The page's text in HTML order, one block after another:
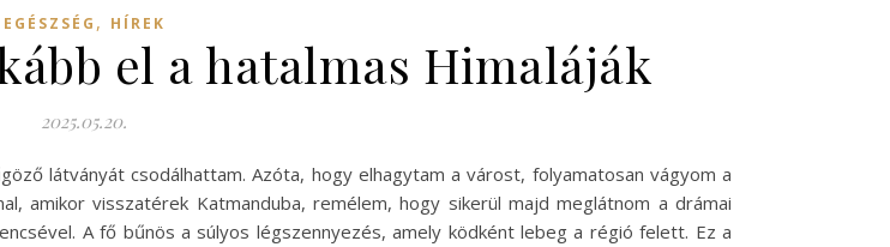
EGÉSZSÉG , HÍREK
el a hatalmas Himaláják
2025.05.20.
látványát csodálhattam. Azóta, hogy elhagytam a várost, folyamatosan vágyom a
amikor visszatérek Katmanduba, remélem, hogy sikerül majd meglátnom a drámai
A fő bűnös a súlyos légszennyezés, amely ködként lebeg a régió felett. Ez a